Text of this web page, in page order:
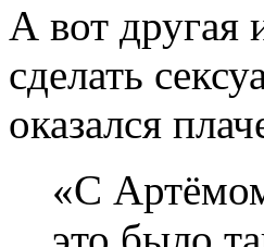
А вот другая
сделать
оказался
«С